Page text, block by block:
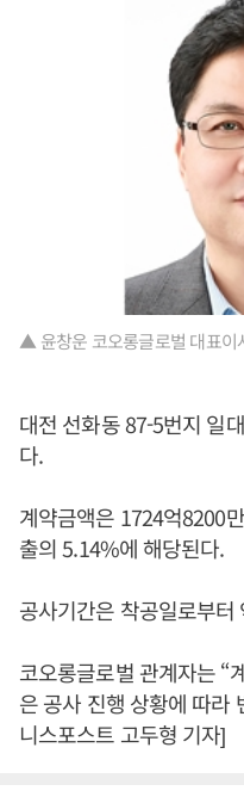
▲ 윤창운 코오롱글로벌 대표이
대전 선화동 87-5번지 일
다.
계약금액은 1724억8200
출의 5.14%에 해당된다.
공사기간은 착공일로부터
코오롱글로벌 관계자는 “
은 공사 진행 상황에 따라
니스포스트 고두형 기자]